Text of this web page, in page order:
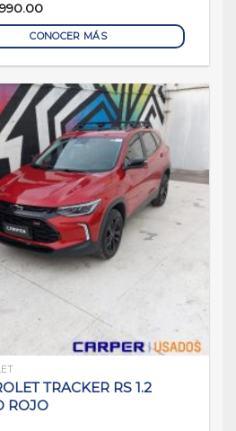
CONOCER MÁS
TRACKER RS 1.2
ROJO